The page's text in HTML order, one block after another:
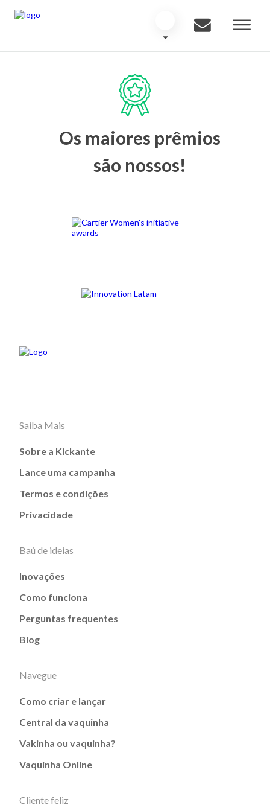
Os maiores prêmios
são nossos!
Saiba Mais
Sobre a Kickante
Lance uma campanha
Termos e condições
Privacidade
Baú de ideias
Inovações
Como funciona
Perguntas frequentes
Blog
Navegue
Como criar e lançar
Central da vaquinha
Vakinha ou vaquinha?
Vaquinha Online
Cliente feliz